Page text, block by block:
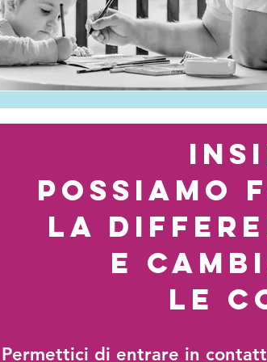
possiamo
la
e
le
Permettici di entrare in